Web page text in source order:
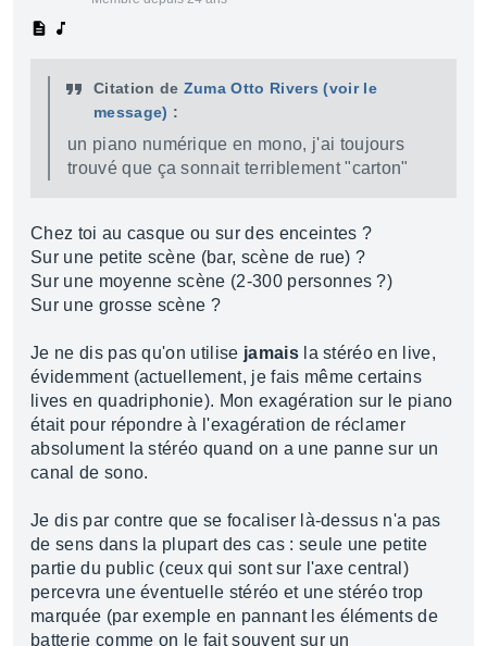
Citation de Zuma Otto Rivers (voir le
message) :
un piano numérique en mono, j'ai toujours
trouvé que ça sonnait terriblement "carton"
Chez toi au casque ou sur des enceintes ?
Sur une petite scène (bar, scène de rue) ?
Sur une moyenne scène (2-300 personnes ?)
Sur une grosse scène ?
Je ne dis pas qu'on utilise jamais la stéréo en live,
évidemment (actuellement, je fais même certains
lives en quadriphonie). Mon exagération sur le piano
était pour répondre à l'exagération de réclamer
absolument la stéréo quand on a une panne sur un
canal de sono.
Je dis par contre que se focaliser là-dessus n'a pas
de sens dans la plupart des cas : seule une petite
partie du public (ceux qui sont sur l'axe central)
percevra une éventuelle stéréo et une stéréo trop
marquée (par exemple en pannant les éléments de
batterie comme on le fait souvent sur un